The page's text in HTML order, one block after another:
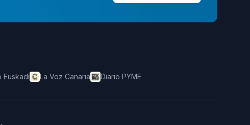
Euskadi La Voz Canaria Diario PYME